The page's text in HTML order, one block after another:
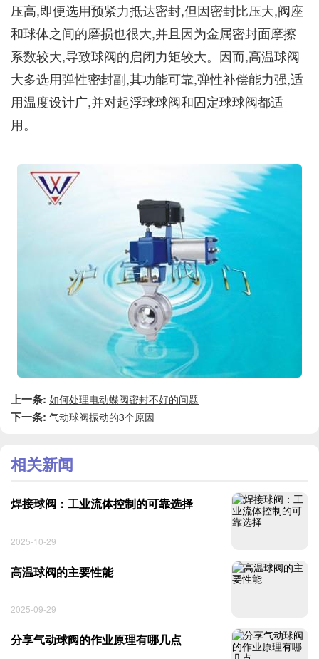
压高,即便选用预紧力抵达密封,但因密封比压大,阀座
和球体之间的磨损也很大,并且因为金属密封面摩擦
系数较大,导致球阀的启闭力矩较大。因而,高温球阀
大多选用弹性密封副,其功能可靠,弹性补偿能力强,适
用温度设计广,并对起浮球球阀和固定球球阀都适
用。
上一条: 如何处理电动蝶阀密封不好的问题
下一条: 气动球阀振动的3个原因
相关新闻
焊接球阀：工业流体控制的可靠选择
2025-10-29
高温球阀的主要性能
2025-09-29
分享气动球阀的作业原理有哪几点